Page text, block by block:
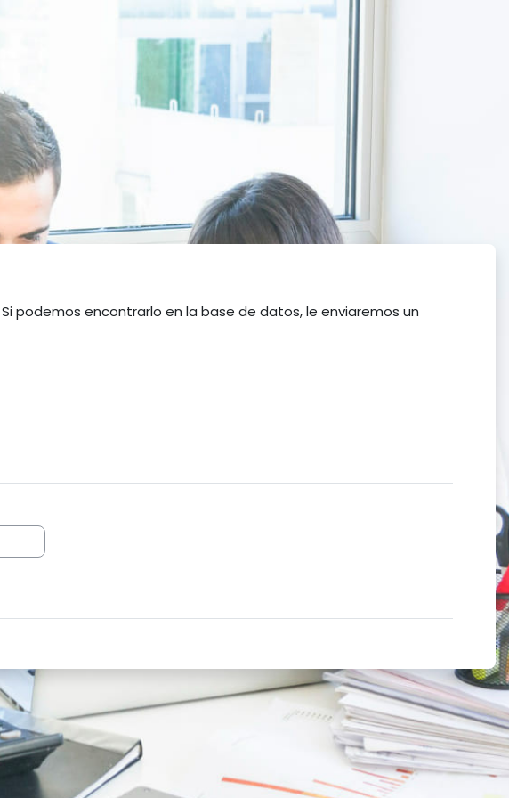
podemos encontrarlo en la base de datos, le enviaremos un